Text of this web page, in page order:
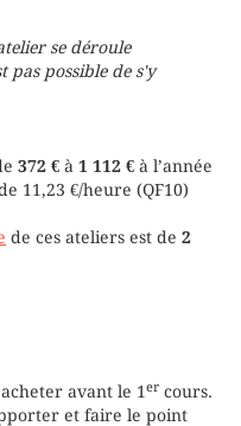
se déroule
pas possible de s'y
372 € à 1 112 € à l’année
11,23 €/heure (QF10)
de ces ateliers est de 2
avant le 1 er cours.
et faire le point